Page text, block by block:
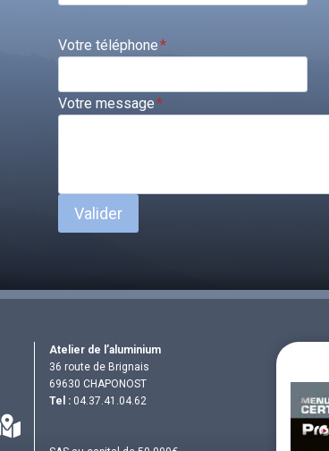
Votre téléphone*
Votre message*
Valider
Atelier de l’aluminium
36 route de Brignais
69630 CHAPONOST
Tel :04.37.41.04.62